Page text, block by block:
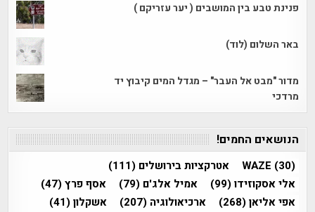
פנינת טבע בין המושבים ( יער עזריקם )
באר השלום (לוד)
מדור "מבט אל העבר" – מגדל המים קיבוץ יד
מרדכי
הנושאים החמים!
WAZE (30) אטרקציות בירושלים (111)
אלי אסקוזידו(99) אמיל אלג'ם (79) אסף פרץ(47)
אפי אליאן(268) ארכיאולוגיה (207) אשקלון(41)